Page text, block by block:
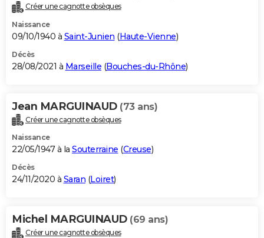
Créer une cagnotte obsèques
Naissance
09/10/1940 à Saint-Junien (Haute-Vienne)
Décès
28/08/2021 à Marseille (Bouches-du-Rhône)
Jean MARGUINAUD (73 ans)
Créer une cagnotte obsèques
Naissance
22/05/1947 à la Souterraine (Creuse)
Décès
24/11/2020 à Saran (Loiret)
Michel MARGUINAUD (69 ans)
Créer une cagnotte obsèques